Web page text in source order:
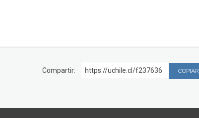
Compartir: https://uchile.cl/f237636 COPIAR